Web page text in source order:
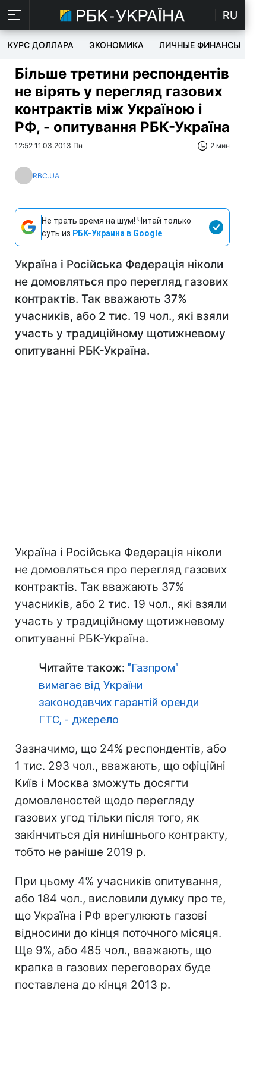
RU
КУРС ДОЛЛАРА ЭКОНОМИКА ЛИЧНЫЕ ФИНАНСЫ
Більше третини респондентів
не вірять у перегляд газових
контрактів між Україною і
РФ, - опитування РБК-Україна
12:52 11.03.2013 Пн 2 мин
RBC.UA
Не трать время на шум! Читай только
суть из РБК-Украина в Google
Україна і Російська Федерація ніколи
не домовляться про перегляд газових
контрактів. Так вважають 37%
учасників, або 2 тис. 19 чол., які взяли
участь у традиційному щотижневому
опитуванні РБК-Україна.
Україна і Російська Федерація ніколи
не домовляться про перегляд газових
контрактів. Так вважають 37%
учасників, або 2 тис. 19 чол., які взяли
участь у традиційному щотижневому
опитуванні РБК-Україна.
Читайте також: "Газпром"
вимагає від України
законодавчих гарантій оренди
ГТС, - джерело
Зазначимо, що 24% респондентів, або
1 тис. 293 чол., вважають, що офіційні
Київ і Москва зможуть досягти
домовленостей щодо перегляду
газових угод тільки після того, як
закінчиться дія нинішнього контракту,
тобто не раніше 2019 р.
При цьому 4% учасників опитування,
або 184 чол., висловили думку про те,
що Україна і РФ врегулюють газові
відносини до кінця поточного місяця.
Ще 9%, або 485 чол., вважають, що
крапка в газових переговорах буде
поставлена ​​до кінця 2013 р.